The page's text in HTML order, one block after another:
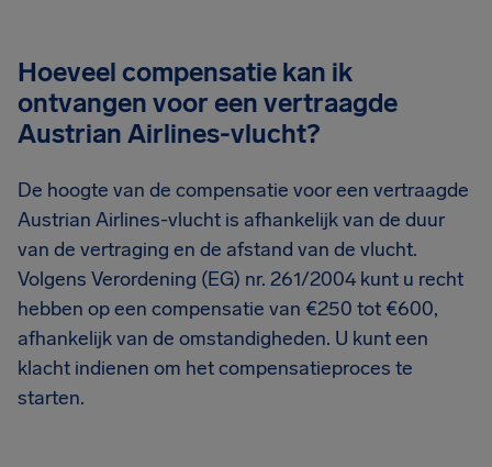
Hoeveel compensatie kan ik
ontvangen voor een vertraagde
Austrian Airlines-vlucht?
De hoogte van de compensatie voor een vertraagde
Austrian Airlines-vlucht is afhankelijk van de duur
van de vertraging en de afstand van de vlucht.
Volgens Verordening (EG) nr. 261/2004 kunt u recht
hebben op een compensatie van €250 tot €600,
afhankelijk van de omstandigheden. U kunt een
klacht indienen om het compensatieproces te
starten.